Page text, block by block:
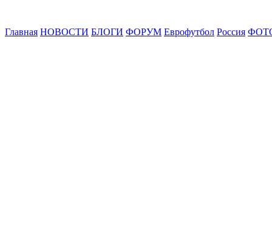
Главная НОВОСТИ БЛОГИ ФОРУМ Еврофутбол Россия